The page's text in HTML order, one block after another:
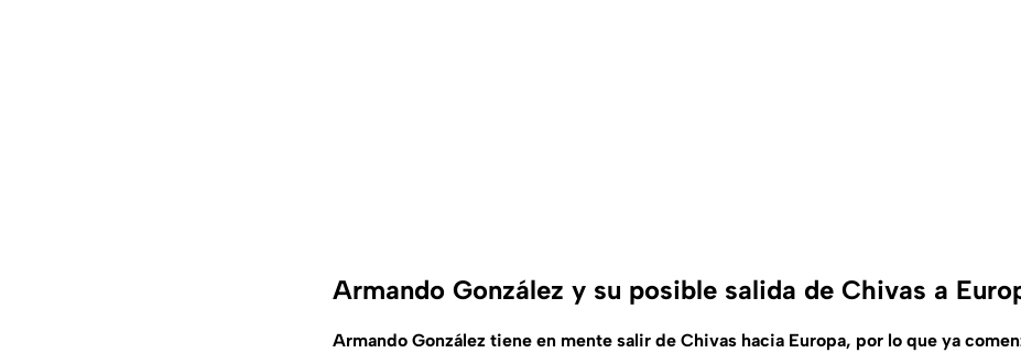
Armando González y su posible salida de Chivas a
Armando González tiene en mente salir de Chivas hacia Europa, por lo que ya